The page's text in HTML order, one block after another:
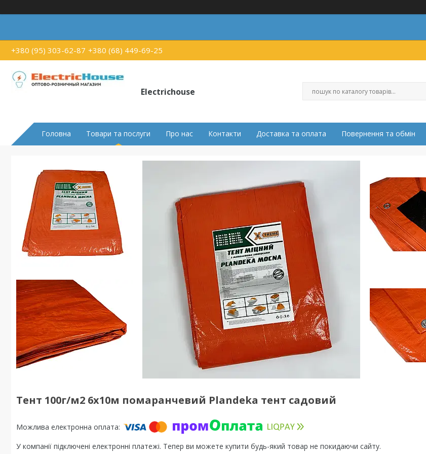
+380 (95) 303-62-87 +380 (68) 449-69-25
Electrichouse
Головна Товари та послуги Про нас Контакти Доставка та оплата Повернення та обмін
Тент 100г/м2 6х10м помаранчевий Plandeka тент садовий
У компанії підключені електронні платежі. Тепер ви можете купити будь-який товар не покидаючи сайту.